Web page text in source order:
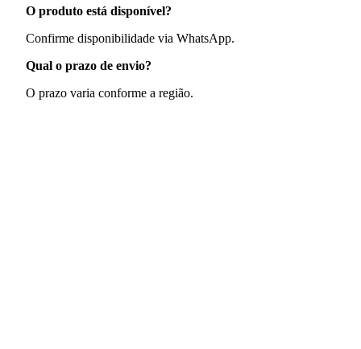
O produto está disponível?
Confirme disponibilidade via WhatsApp.
Qual o prazo de envio?
O prazo varia conforme a região.